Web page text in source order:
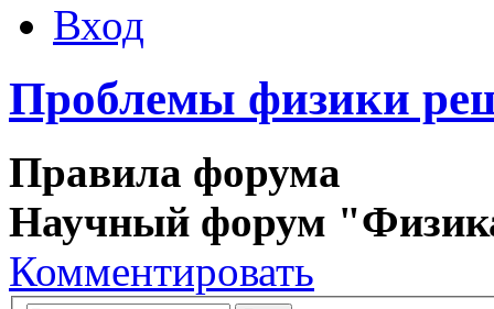
Вход
Проблемы физики
Правила форума
Научный форум
Комментировать